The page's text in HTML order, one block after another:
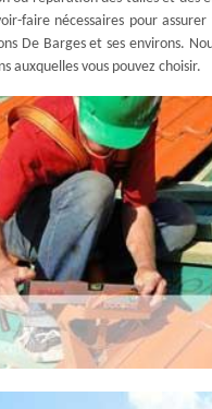
faire nécessaires pour
De Barges et ses environs.
auxquelles vous pouvez choisir.